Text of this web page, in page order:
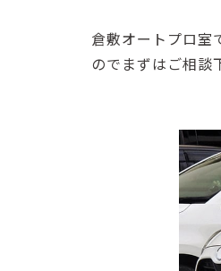
倉敷オートプロ室
のでまずはご相談